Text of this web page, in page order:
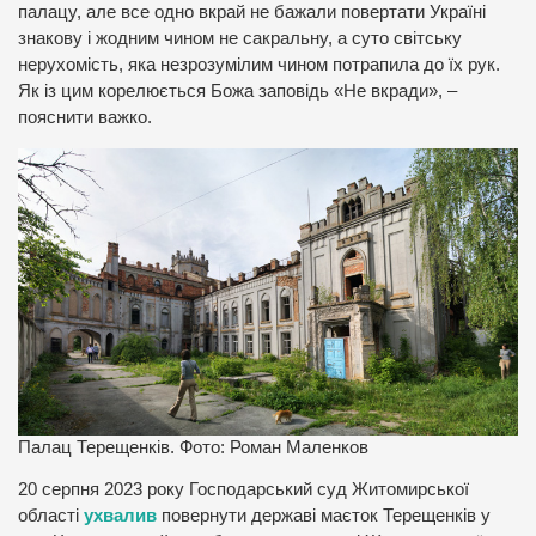
палацу, але все одно вкрай не бажали повертати Україні
знакову і жодним чином не сакральну, а суто світську
нерухомість, яка незрозумілим чином потрапила до їх рук.
Як із цим корелюється Божа заповідь «Не вкради», –
пояснити важко.
Палац Терещенків. Фото: Роман Маленков
20 серпня 2023 року Господарський суд Житомирської
області ухвалив повернути державі маєток Терещенків у